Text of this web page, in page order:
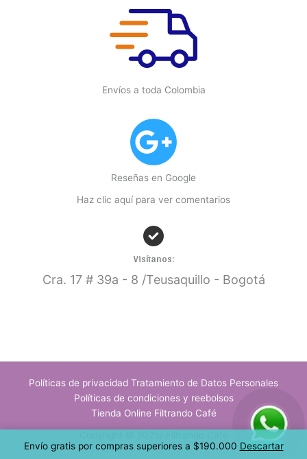
Envío gratis por compras superiores a $190.000 Descartar
Envíos a toda Colombia
Reseñas en Google
Haz clic aquí para ver comentarios
Visítanos:
Cra. 17# 39a - 8 /Teusaquillo - Bogotá
Políticas de privacidad Tratamiento de Datos Personales
Políticas de condiciones y reebolsos
Tienda Online Filtrando Café